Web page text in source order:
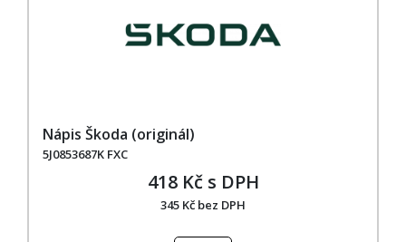
Nápis Škoda (originál)
5J0853687K FXC
418 Kč s DPH
345 Kč bez DPH